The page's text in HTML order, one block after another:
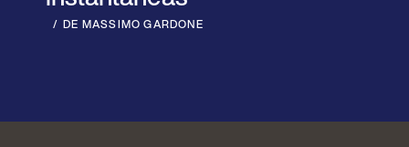
DE MASSIMO GARDONE